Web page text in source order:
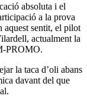
absoluta i el
a la prova
aquest sentit, el pilot
actualment la
PROMO.
la taca d’oli abans
davant del que